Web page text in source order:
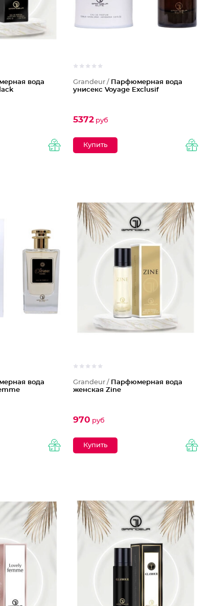
вода
Grandeur /
Парфюмерная вода
унисекс Voyage Exclusif
5372руб
вода
Grandeur /
Парфюмерная вода
женская Zine
970 руб